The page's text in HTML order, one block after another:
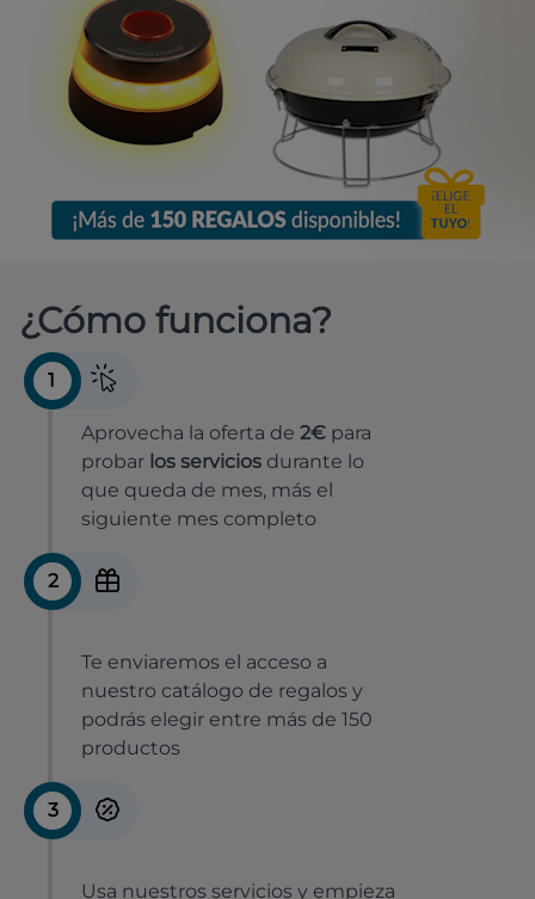
¿Cómo funciona?
1
Aprovecha la oferta de 2€ para
probar los servicios durante lo
que queda de mes, más el
siguiente mes completo
2
Te enviaremos el acceso a
nuestro catálogo de regalos y
podrás elegir entre más de 150
productos
3
Usa nuestros servicios y empieza